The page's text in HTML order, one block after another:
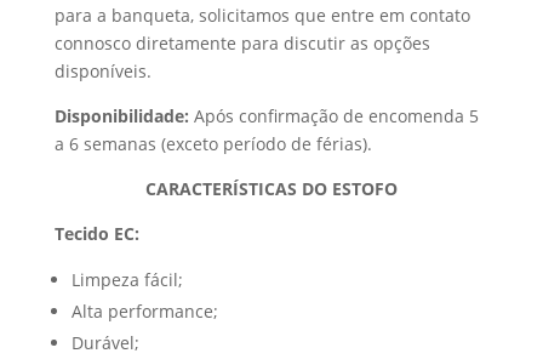
para a banqueta, solicitamos que entre em contato
connosco diretamente para discutir as opções
disponíveis.
Disponibilidade: Após confirmação de encomenda 5
a 6 semanas (exceto período de férias).
CARACTERÍSTICAS DO ESTOFO
Tecido EC:
Limpeza fácil;
Alta performance;
Durável;